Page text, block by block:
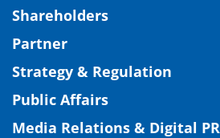
Shareholders
Partner
Strategy & Regulation
Public Affairs
Media Relations & Digital PR